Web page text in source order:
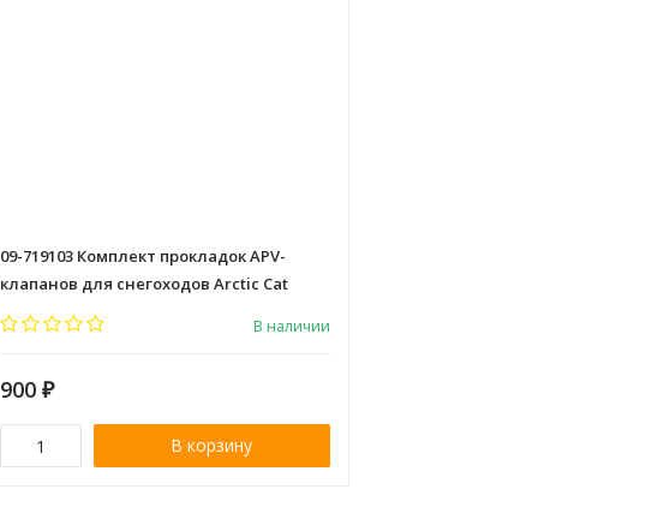
09-719103 Комплект прокладок APV-
клапанов для снегоходов Arctic Cat
В наличии
900 ₽
В корзину